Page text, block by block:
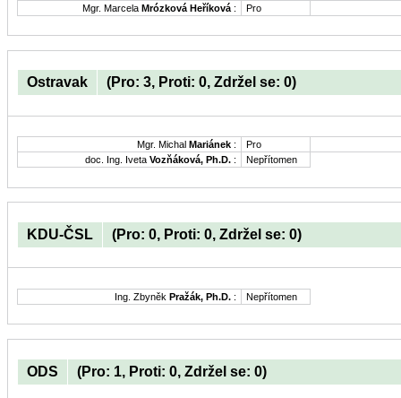
Mgr. Marcela Mrózková Heříková : Pro
Ostravak (Pro: 3, Proti: 0, Zdržel se: 0)
Mgr. Michal Mariánek :
Pro
doc. Ing. Iveta Vozňáková, Ph.D. : Nepřítomen
KDU-ČSL (Pro: 0, Proti: 0, Zdržel se: 0)
Ing. Zbyněk Pražák, Ph.D. : Nepřítomen
ODS (Pro: 1, Proti: 0, Zdržel se: 0)